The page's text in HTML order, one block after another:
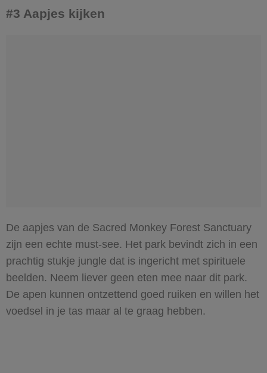
#3 Aapjes kijken
De aapjes van de Sacred Monkey Forest Sanctuary
zijn een echte must-see. Het park bevindt zich in een
prachtig stukje jungle dat is ingericht met spirituele
beelden. Neem liever geen eten mee naar dit park.
De apen kunnen ontzettend goed ruiken en willen het
voedsel in je tas maar al te graag hebben.